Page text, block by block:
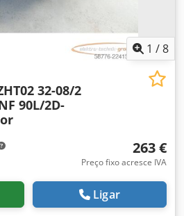
1 /8
32-08/2
90L/2D-
263 €
Preço fixo acresce IVA
Ligar